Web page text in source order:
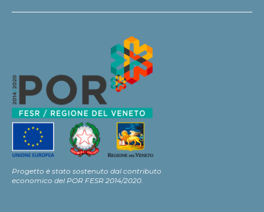
Progetto è stato sostenuto dal contributo
economico del POR FESR 2014/2020.